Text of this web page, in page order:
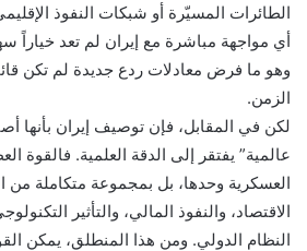
الطائرات المسيّرة أو شبكات النفوذ
أي مواجهة مباشرة مع إيران لم تعد خياراً
وهو ما فرض معادلات ردع جديدة لم تكن
الزمن.
لكن في المقابل، فإن توصيف إيران
عالمية” يفتقر إلى الدقة العلمية. فالقوة
العسكرية وحدها، بل بمجموعة متكاملة
الاقتصاد، والنفوذ المالي، والتأثير
النظام الدولي. ومن هذا المنطلق، يمكن